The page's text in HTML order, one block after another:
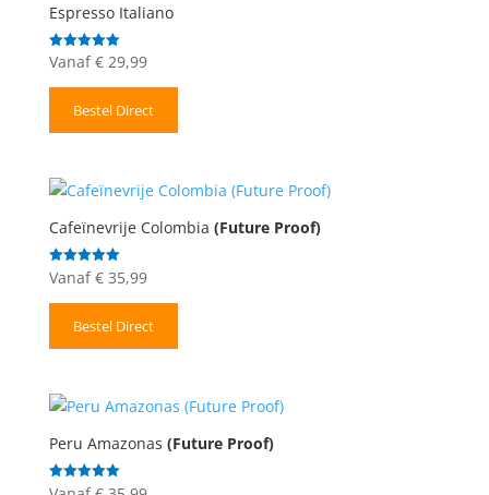
Espresso Italiano
Gewaardeerd
5.00
uit 5
Vanaf €29,99
Bestel Direct
Cafeïnevrije Colombia (Future Proof)
Gewaardeerd
5.00
Vanaf €35,99
Bestel Direct
Peru Amazonas (Future Proof)
Gewaardeerd